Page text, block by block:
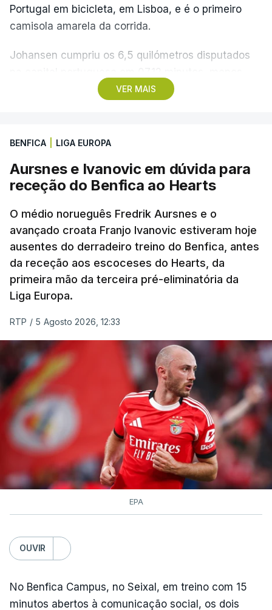
VER MAIS
Portugal em bicicleta, em Lisboa, e é o primeiro
camisola amarela da corrida.
Johansen cumpriu os 6,5 quilómetros disputados
quatro segundos do que o companheiro de equipa
pista.
O vice-campeão português de contrarrelógio,
Rafael Reis, que procurava o oitavo triunfo em
mais rápido, a sete segundos, enquanto o italiano
Luca Giaimi (UAE Emirates) e o russo Artem Nych
(Anicolor-Campicarn), vencedor das últimas duas
edições da Volta, terminaram na quarta e quinta
posições, respetivamente, a nove e 14 segundos.
Na quinta-feira, o pelotão vai percorrer os 157,1
primeira das 10 etapas da 87.ª edição, com duas
contagens de terceira categoria nos derradeiros
50 quilómetros.
TÓPICOS
Lourinhã Queluz Madison
BENFICA LIGA EUROPA
Aursnes e Ivanovic em dúvida para
receção do Benfica ao Hearts
O médio norueguês Fredrik Aursnes e o
avançado croata Franjo Ivanovic estiveram hoje
ausentes do derradeiro treino do Benfica, antes
da receção aos escoceses do Hearts, da
primeira mão da terceira pré-eliminatória da
Liga Europa.
RTP / 5 Agosto 2026, 12:33
EPA
OUVIR
No Benfica Campus, no Seixal, em treino com 15
minutos abertos à comunicação social, os dois